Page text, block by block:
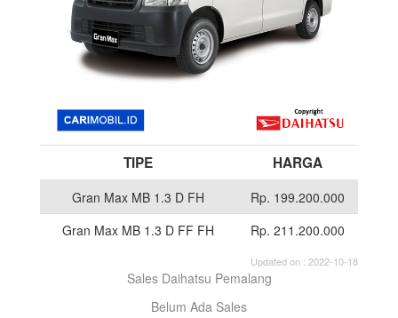
TIPE HARGA
Gran Max MB 1.3 D FH
Rp. 199.200.000
Gran Max MB 1.3 D FF FH
Rp. 211.200.000
Updated on : 2022-10-18
Sales Daihatsu Pemalang
Belum Ada Sales